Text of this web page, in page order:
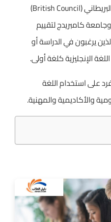
يعقد الاختبار من قبل المجلس البريطاني (British Council)
ومنظمة IDP: IELTS Australia وجامعة كامبريدج لتقييم
يرغبون في الدراسة أو
الإنجليزية كلغة أولى.
على استخدام اللغة
والأكاديمية والمهنية.